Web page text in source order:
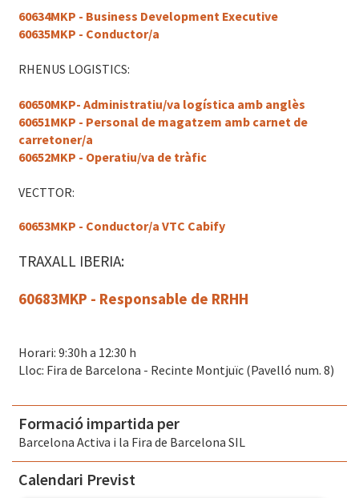
60634MKP - Business Development Executive
60635MKP - Conductor/a
RHENUS LOGISTICS:
60650MKP- Administratiu/va logística amb anglès
60651MKP - Personal de magatzem amb carnet de
carretoner/a
60652MKP - Operatiu/va de tràfic
VECTTOR:
60653MKP - Conductor/a VTC Cabify
TRAXALL IBERIA:
60683MKP - Responsable de RRHH
Horari: 9:30h a 12:30 h
Lloc: Fira de Barcelona - Recinte Montjuïc (Pavelló num. 8)
Formació impartida per
Barcelona Activa i la Fira de Barcelona SIL
Calendari Previst